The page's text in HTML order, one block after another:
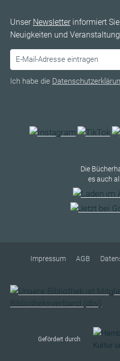
Unser Newsletterinformiert
Neuigkeiten und
Ich habe die
Die
es auch
Impressum AGB
Gefördert durch